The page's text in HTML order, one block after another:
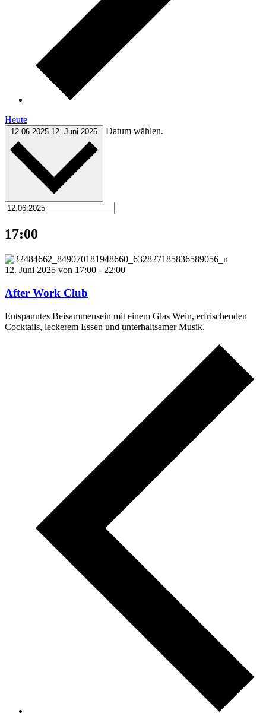
Heute
12.06.2025 12. Juni 2025 Datum wählen.
17:00
12. Juni 2025 von 17:00 - 22:00
After Work Club
Entspanntes Beisammensein mit einem Glas Wein, erfrischenden
Cocktails, leckerem Essen und unterhaltsamer Musik.